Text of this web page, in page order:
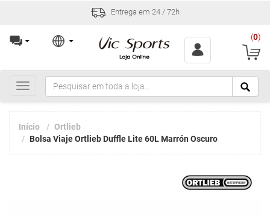
Entrega em 24 / 72h
(0)
Toggle
navigation
Início
Ortlieb
Bolsa Viaje Ortlieb Duffle Lite 60L Marrón Oscuro